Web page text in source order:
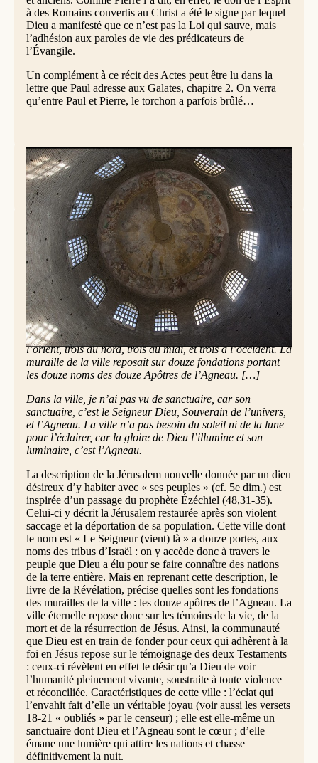
à des Romains convertis au Christ a été le signe par lequel
Dieu a manifesté que ce n’est pas la Loi qui sauve, mais
l’adhésion aux paroles de vie des prédicateurs de
l’Évangile.
Un complément à ce récit des Actes peut être lu dans la
lettre que Paul adresse aux Galates, chapitre 2. On verra
qu’entre Paul et Pierre, le torchon a parfois brûlé…
Mausolée de Sainte Constance - crédit photo : Lawrence Lew, op
Jérusalem (Révélation 21,10-14.22-23)
Moi, Jean, j’ai vu un ange. En esprit, il m’emporta sur une
grande et haute montagne ; il me montra la Ville sainte,
Jérusalem, qui descendait du ciel, d’auprès de Dieu : elle
avait en elle la gloire de Dieu ; son éclat était celui d’une
pierre très précieuse, comme le jaspe cristallin. Elle avait
une grande et haute muraille, avec douze portes et, sur ces
portes, douze anges ; des noms y étaient inscrits : ceux des
douze tribus des fils d’Israël. Il y avait trois portes à
l’orient, trois au nord, trois au midi, et trois à l’occident. La
muraille de la ville reposait sur douze fondations portant
les douze noms des douze Apôtres de l’Agneau. […]
Dans la ville, je n’ai pas vu de sanctuaire, car son
sanctuaire, c’est le Seigneur Dieu, Souverain de l’univers,
et l’Agneau. La ville n’a pas besoin du soleil ni de la lune
pour l’éclairer, car la gloire de Dieu l’illumine et son
luminaire, c’est l’Agneau.
La description de la Jérusalem nouvelle donnée par un dieu
désireux d’y habiter avec « ses peuples » (cf. 5e dim.) est
inspirée d’un passage du prophète Ézéchiel (48,31-35).
Celui-ci y décrit la Jérusalem restaurée après son violent
saccage et la déportation de sa population. Cette ville dont
le nom est « Le Seigneur (vient) là » a douze portes, aux
noms des tribus d’Israël : on y accède donc à travers le
peuple que Dieu a élu pour se faire connaître des nations
de la terre entière. Mais en reprenant cette description, le
livre de la Révélation, précise quelles sont les fondations
des murailles de la ville : les douze apôtres de l’Agneau. La
ville éternelle repose donc sur les témoins de la vie, de la
mort et de la résurrection de Jésus. Ainsi, la communauté
que Dieu est en train de fonder pour ceux qui adhèrent à la
foi en Jésus repose sur le témoignage des deux Testaments
: ceux-ci révèlent en effet le désir qu’a Dieu de voir
l’humanité pleinement vivante, soustraite à toute violence
et réconciliée. Caractéristiques de cette ville : l’éclat qui
l’envahit fait d’elle un véritable joyau (voir aussi les versets
18-21 « oubliés » par le censeur) ; elle est elle-même un
sanctuaire dont Dieu et l’Agneau sont le cœur ; d’elle
émane une lumière qui attire les nations et chasse
définitivement la nuit.